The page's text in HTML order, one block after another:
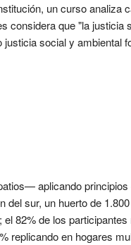
un curso analiza
considera que "la justicia
social y ambiental
aplicando
sur, un huerto de
82% de los
replicando en hogares